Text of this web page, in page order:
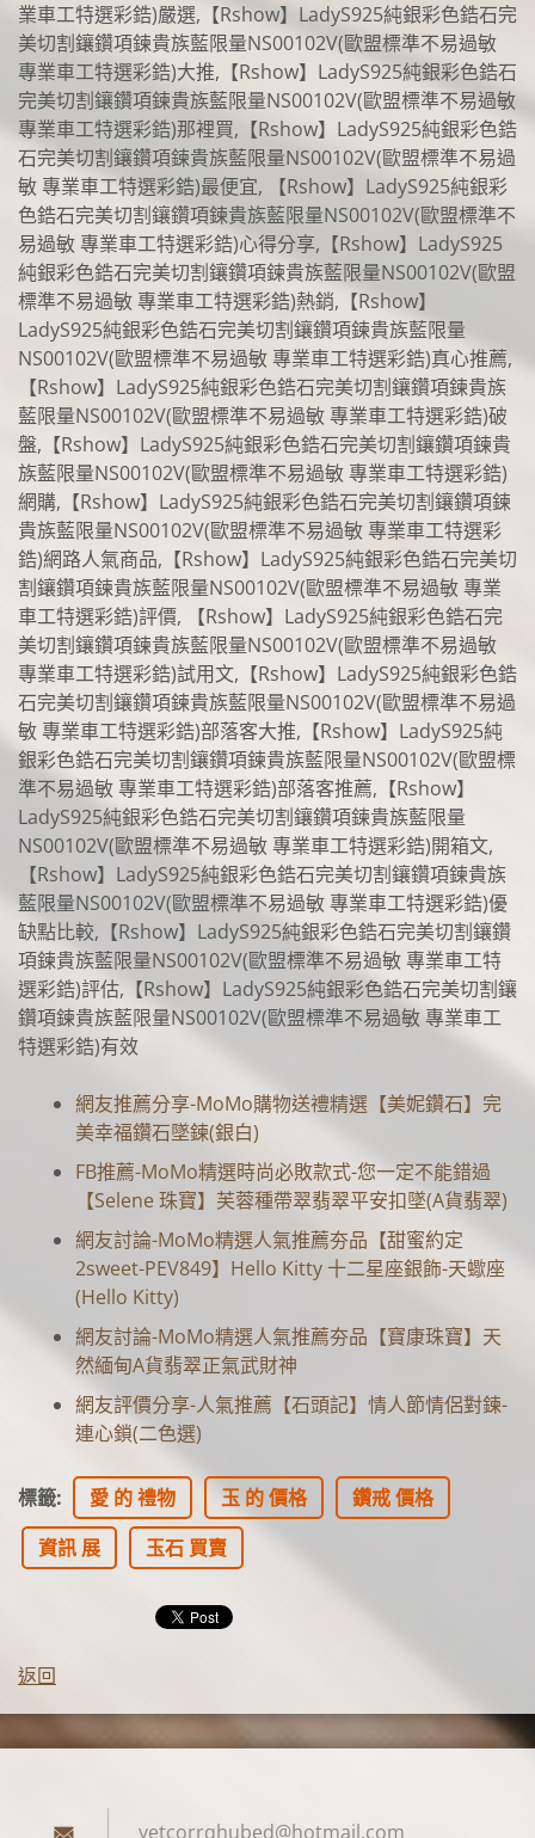
業車工特選彩鋯)嚴選,【Rshow】LadyS925純銀彩色鋯石完
美切割鑲鑽項鍊貴族藍限量NS00102V(歐盟標準不易過敏
專業車工特選彩鋯)大推,【Rshow】LadyS925純銀彩色鋯石
完美切割鑲鑽項鍊貴族藍限量NS00102V(歐盟標準不易過敏
專業車工特選彩鋯)那裡買,【Rshow】LadyS925純銀彩色鋯
石完美切割鑲鑽項鍊貴族藍限量NS00102V(歐盟標準不易過
敏 專業車工特選彩鋯)最便宜, 【Rshow】LadyS925純銀彩
色鋯石完美切割鑲鑽項鍊貴族藍限量NS00102V(歐盟標準不
易過敏 專業車工特選彩鋯)心得分享,【Rshow】LadyS925
純銀彩色鋯石完美切割鑲鑽項鍊貴族藍限量NS00102V(歐盟
標準不易過敏 專業車工特選彩鋯)熱銷,【Rshow】
LadyS925純銀彩色鋯石完美切割鑲鑽項鍊貴族藍限量
NS00102V(歐盟標準不易過敏 專業車工特選彩鋯)真心推薦,
【Rshow】LadyS925純銀彩色鋯石完美切割鑲鑽項鍊貴族
藍限量NS00102V(歐盟標準不易過敏 專業車工特選彩鋯)破
盤,【Rshow】LadyS925純銀彩色鋯石完美切割鑲鑽項鍊貴
族藍限量NS00102V(歐盟標準不易過敏 專業車工特選彩鋯)
網購,【Rshow】LadyS925純銀彩色鋯石完美切割鑲鑽項鍊
貴族藍限量NS00102V(歐盟標準不易過敏 專業車工特選彩
鋯)網路人氣商品,【Rshow】LadyS925純銀彩色鋯石完美切
割鑲鑽項鍊貴族藍限量NS00102V(歐盟標準不易過敏 專業
車工特選彩鋯)評價, 【Rshow】LadyS925純銀彩色鋯石完
美切割鑲鑽項鍊貴族藍限量NS00102V(歐盟標準不易過敏
專業車工特選彩鋯)試用文,【Rshow】LadyS925純銀彩色鋯
石完美切割鑲鑽項鍊貴族藍限量NS00102V(歐盟標準不易過
敏 專業車工特選彩鋯)部落客大推,【Rshow】LadyS925純
銀彩色鋯石完美切割鑲鑽項鍊貴族藍限量NS00102V(歐盟標
準不易過敏 專業車工特選彩鋯)部落客推薦,【Rshow】
LadyS925純銀彩色鋯石完美切割鑲鑽項鍊貴族藍限量
NS00102V(歐盟標準不易過敏 專業車工特選彩鋯)開箱文,
【Rshow】LadyS925純銀彩色鋯石完美切割鑲鑽項鍊貴族
藍限量NS00102V(歐盟標準不易過敏 專業車工特選彩鋯)優
缺點比較,【Rshow】LadyS925純銀彩色鋯石完美切割鑲鑽
項鍊貴族藍限量NS00102V(歐盟標準不易過敏 專業車工特
選彩鋯)評估,【Rshow】LadyS925純銀彩色鋯石完美切割鑲
鑽項鍊貴族藍限量NS00102V(歐盟標準不易過敏 專業車工
特選彩鋯)有效
網友推薦分享-MoMo購物送禮精選【美妮鑽石】完
美幸福鑽石墜鍊(銀白)
FB推薦-MoMo精選時尚必敗款式-您一定不能錯過
【Selene 珠寶】芙蓉種帶翠翡翠平安扣墜(A貨翡翠)
網友討論-MoMo精選人氣推薦夯品【甜蜜約定
2sweet-PEV849】Hello Kitty 十二星座銀飾-天蠍座
(Hello Kitty)
網友討論-MoMo精選人氣推薦夯品【寶康珠寶】天
然緬甸A貨翡翠正氣武財神
網友評價分享-人氣推薦【石頭記】情人節情侶對鍊-
連心鎖(二色選)
標籤: 愛 的 禮物 玉 的 價格
鑽戒 價格
資訊 展
玉石 買賣
返回
yetcorrqhubed@hotmail.com